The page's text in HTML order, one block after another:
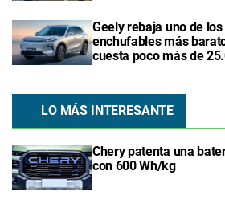
Geely rebaja uno de
enchufables más
cuesta poco más de
LO MÁS INTERESANTE
Chery patenta una
con 600 Wh/kg